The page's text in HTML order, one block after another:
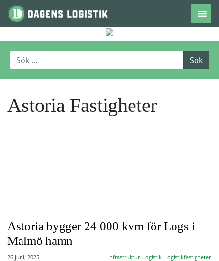
Hoppa till innehåll
Astoria Fastigheter
Astoria bygger 24 000 kvm för Logs i
Malmö hamn
26 juni, 2025 Infrastruktur Logistik Logistikfastigheter